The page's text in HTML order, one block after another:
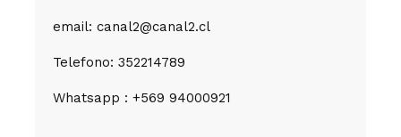
email: canal2@canal2.cl
Telefono: 352214789
Whatsapp : +569 94000921